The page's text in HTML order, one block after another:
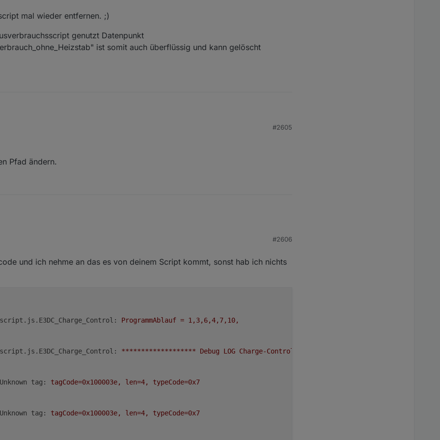
mal wieder entfernen. ;)
genutzt Datenpunkt
ist somit auch überflüssig und kann gelöscht
mal wieder entfernen. ;)
genutzt Datenpunkt
#2605
Pfad ändern.
#2606
und ich nehme an das es von deinem Script kommt, sonst hab ich nichts
script.js.E3DC_Charge_Control: ProgrammAblauf = 1 ,3,6,4,7,10,
script.js.E3DC_Charge_Control: ******************* Debug LOG Charge-Control
Unknown tag: tagCode=0x100003e, len=4, typeCode=0x7
Unknown tag: tagCode=0x100003e, len=4, typeCode=0x7